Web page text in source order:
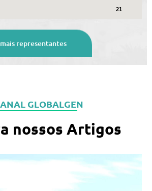
21
representantes
GLOBALGEN
nossos Artigos